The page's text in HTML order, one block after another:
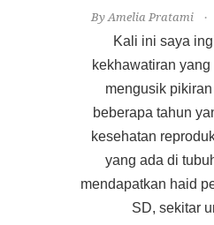
By Amelia Pratami
Kali ini saya
kekhawatiran
mengusik
beberapa tahun
kesehatan
yang ada di
mendapatkan haid
SD, sekitar